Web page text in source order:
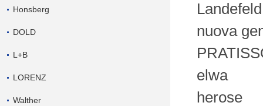
Honsberg
DOLD
L+B
LORENZ
Walther
Landefeld
nuova
elwa
herose